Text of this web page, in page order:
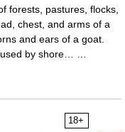
forests, pastures, flocks,
chest, and arms of a
and ears of a goat.
used by shore… …
18+